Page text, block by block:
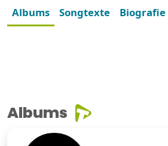
Albums Songtexte Biografie
Albums